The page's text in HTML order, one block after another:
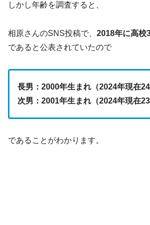
しかし年齢を調査すると、
相原さんのSNS投稿で、 2018年に高校
であると公表されていたので
長男：2000年生まれ（2024年現在24
次男：2001年生まれ（2024年現在23
であることがわかります。